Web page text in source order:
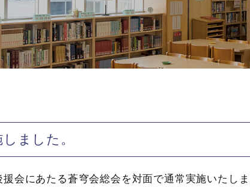
ました。
会にあたる蒼穹会総会を対面で通常実施いたしま